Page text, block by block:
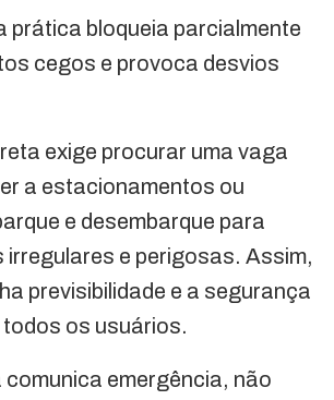
prática bloqueia parcialmente
cegos e provoca desvios
exige procurar uma vaga
a estacionamentos ou
e desembarque para
irregulares e perigosas. Assim,
previsibilidade e a segurança
os usuários.
emergência, não